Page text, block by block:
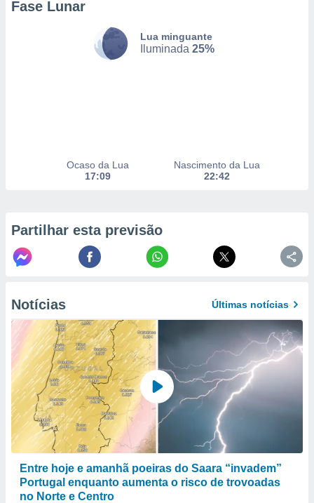
ou opor-
num
para
utilizar
criar
medir
o
dos
de
Fase Lunar
Lua minguante
Iluminada 25%
Ocaso da Lua
17:09
Nascimento da Lua
22:42
Partilhar esta previsão
Notícias Últimas notícias
Entre hoje e amanhã poeiras do Saara “invadem”
Portugal enquanto aumenta o risco de trovoadas
no Norte e Centro